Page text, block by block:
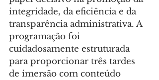
integridade, da eficiência e da
transparência administrativa. A
programação foi
cuidadosamente estruturada
para proporcionar três tardes
de imersão com conteúdo